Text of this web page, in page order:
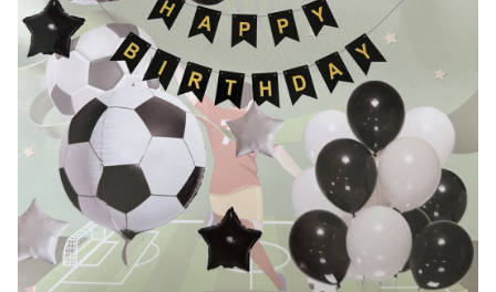
lumineuse
Décoration à
thème
Décoration de
salle